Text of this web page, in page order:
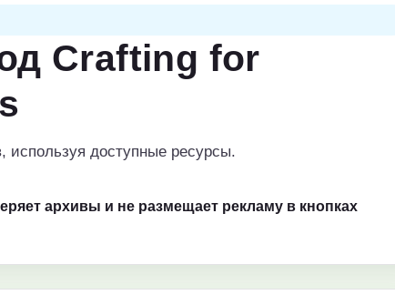
Crafting for
используя доступные ресурсы.
архивы и не размещает рекламу в кнопках